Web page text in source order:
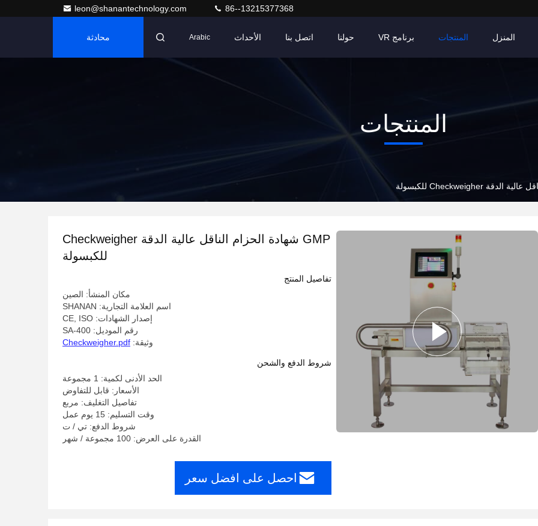
leon@shanantechnology.com 86--13215377368
المنزل المنتجات برنامج VR حولنا اتصل بنا الأحداث Arabic محادثة
المنتجات
GMP شهادة الحزام الناقل عالية الدقة Checkweigher
للكبسولة
تفاصيل المنتج
مكان المنشأ: الصين
اسم العلامة التجارية: SHANAN
إصدار الشهادات: CE, ISO
رقم الموديل: SA-400
وثيقة: Checkweigher.pdf
شروط الدفع والشحن
الحد الأدنى لكمية: 1 مجموعة
الأسعار: قابل للتفاوض
تفاصيل التغليف: مربع
وقت التسليم: 15 يوم عمل
شروط الدفع: تي / ت
القدرة على العرض: 100 مجموعة / شهر
احصل على افضل سعر